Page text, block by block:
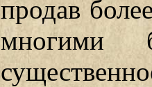
продав
многими